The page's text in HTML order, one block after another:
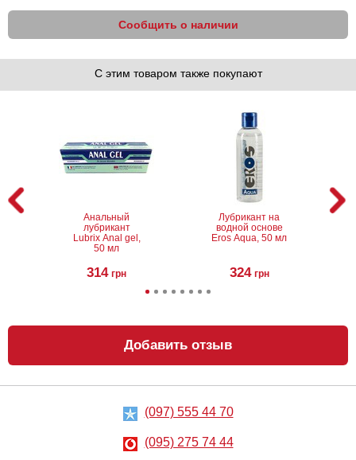
Сообщить о наличии
С этим товаром также покупают
Анальный
лубрикант
Lubrix Anal gel,
50 мл
314 грн
Лубрикант на
водной основе
Eros Aqua, 50 мл
324 грн
Анальный
лубрикант на
водной основе
Just Glide Anal,
Металлическая
пробка Slash, S
Добавить отзыв
(097) 555 44 70
(095) 275 74 44